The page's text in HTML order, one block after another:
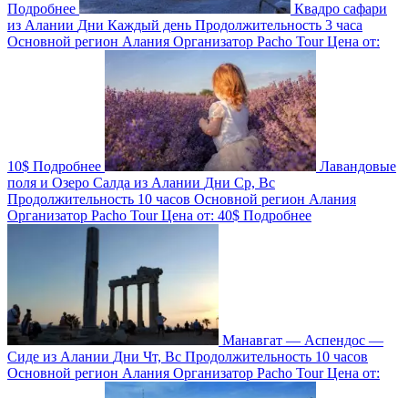
Подробнее
Квадро сафари
из Алании Дни Каждый день Продолжительность 3 часа
Основной регион Алания Организатор Pacho TourЦена от:
10$ Подробнее
Лавандовые
поля и Озеро Салда из Алании Дни Ср, Вс
Продолжительность 10 часов Основной регион Алания
Организатор Pacho TourЦена от: 40$ Подробнее
Манавгат — Аспендос —
Сиде из Алании Дни Чт, Вс Продолжительность 10 часов
Основной регион Алания Организатор Pacho TourЦена от: